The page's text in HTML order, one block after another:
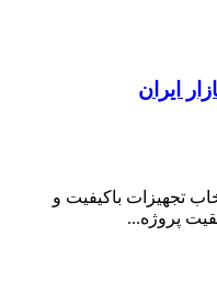
ایران
تجهیزات باکیفیت و
پروژه‌...